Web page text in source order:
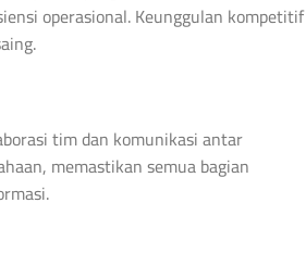
operasional. Keunggulan kompetitif
tim dan komunikasi antar
memastikan semua bagian